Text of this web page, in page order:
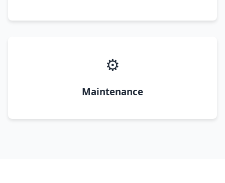
⚙️
Maintenance